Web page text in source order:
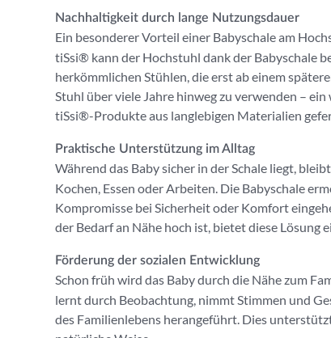
Nachhaltigkeit durch lange Nutzungsdauer
Ein besonderer Vorteil einer Babyschale am
tiSsi® kann der Hochstuhl dank der Babyschale
herkömmlichen Stühlen, die erst ab einem
Stuhl über viele Jahre hinweg zu verwenden –
tiSsi®-Produkte aus langlebigen Materialien
Praktische Unterstützung im Alltag
Während das Baby sicher in der Schale liegt,
Kochen, Essen oder Arbeiten. Die Babyschale
Kompromisse bei Sicherheit oder Komfort
der Bedarf an Nähe hoch ist, bietet diese Lösung
Förderung der sozialen Entwicklung
Schon früh wird das Baby durch die Nähe zum
lernt durch Beobachtung, nimmt Stimmen und
des Familienlebens herangeführt. Dies